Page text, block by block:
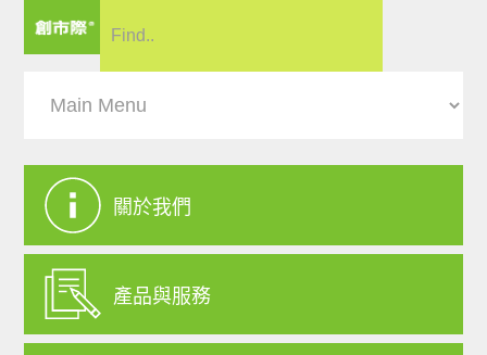
關於我們
產品與服務